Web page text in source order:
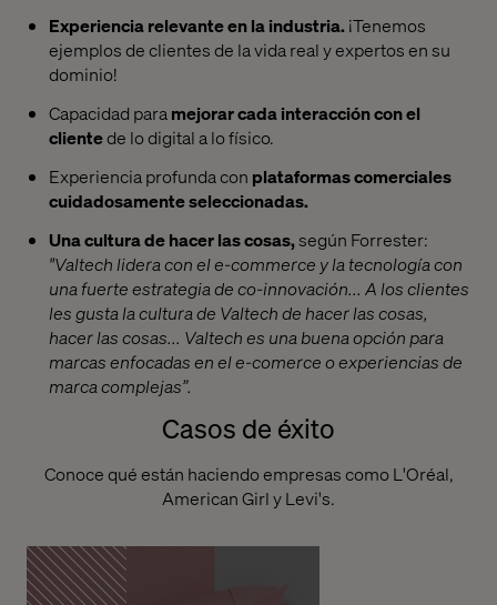
Experiencia relevante en la industria.¡Tenemos
ejemplos de clientes de la vida real y expertos en su
dominio!
Capacidad paramejorar cada interacción con el
clientede lo digital a lo físico.
Experiencia profunda con plataformas comerciales
cuidadosamente seleccionadas.
Una cultura de hacer las cosas,según Forrester:
"Valtech lidera con el e-commerce y la tecnología con
una fuerte estrategia de co-innovación... A los clientes
les gusta la cultura de Valtech de hacer las cosas,
hacer las cosas... Valtech es una buena opción para
marcas enfocadas en el e-comerce o experiencias de
marca complejas”.
Casos de éxito
Conoce qué están haciendo empresas como L'Oréal,
American Girl y Levi's.